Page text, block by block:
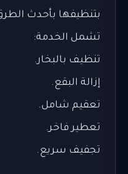
بتنظيفها بأحدث الطرق
تشمل الخدمة:
تنظيف بالبخار.
إزالة البقع.
تعقيم شامل.
تعطير فاخر.
تجفيف سريع.